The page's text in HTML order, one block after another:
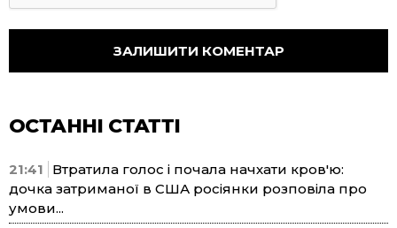
ОСТАННІ СТАТТІ
21:41
Втратила голос і почала начхати кров'ю:
дочка затриманої в США росіянки розповіла про
умови...